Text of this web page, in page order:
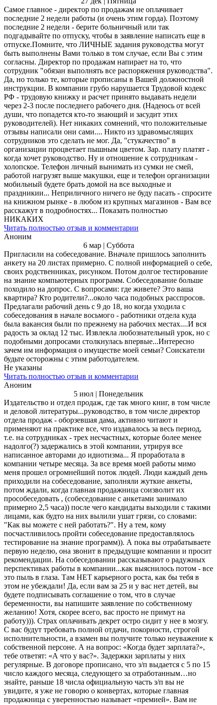
Самое главное - директор по продажам не оплачивает
последние 2 недели работы (и очень этим горда). Поэтому
последние 2 недели - берите больничный или так
подгадывайте по отпуску, чтобы в заявление написать еще в
отпуске.Помните, что ЛИЧНЫЕ задания руководства могут
быть выполнены Вами только в том случае, если Вы с этим
согласны. Директор по продажам напирает на то, что
сотрудник "обязан выполнять все распоряжения руководства".
Да, но только те, которые прописаны в Вашей должностной
инструкции. В компании грубо нарушается Трудовой кодекс
РФ - трудовую книжку и расчет принято выдавать недели
через 2-3 после последнего рабочего дня. (Надеюсь от всей
души, что попадется кто-то знающий и засудит этих
руководителей). Нет никаких сомнений, что положительные
отзывы написали они сами.... Никто из здравомыслящих
сотрудников это сделать не мог. Да, "стукачество" в
организации процветает пышным цветом. Зар. плату платят -
когда хочет руководство. Ну и отношение к сотрудникам -
холопское. Телефон личный вынимать из сумки не смей,
работой нагрузят выше макушки, еще и телефон организации
мобильный будете брать домой на все выходные и
праздникии... Неприличного ничего не буду пасать - спросите
на книжном рынке - в любом из крупных магазинов - Вам все
расскажут в подробностях... Показать полностью
НИКАКИХ
Читать полностью отзыв и комментарии
Аноним
6 мар | Суббота
Пригласили на собеседование. Вначале пришлось заполнить
анкету на 20 листах примерно. С полной информацией о себе,
своих родственниках, рисунком. Потом долгое тестирование
на знание компьютерных программ. Собеседование больше
походило на допрос. С вопросами: где живете? Это ваша
квартира? Кто родители?...около часа подобных расспросов.
Предлагали рабочий день с 9 до 18, но когда уходила с
собеседования в начале восьмого - работники отдела куда
была вакансия были по прежнему на рабочих местах....И вся
радость за оклад 12 тыс. Извлекла любознательный урок, но с
подобными допросами столкнулась впервые...Интересно
зачем им информация о имуществе моей семьи? Соискатели
будьте осторожны с этим работодателем.
Не указаны
Читать полностью отзыв и комментарии
Аноним
5 июл | Понедельник
Издательство и отдел продаж, где так много книг, в том числе
и деловой литературы...руководство, в том числе директор
отдела продаж - оборзевшая дама, активно читают и
применяют на практике все, что издавалось за весь период,
т.е. на сотрудниках - трех несчастных, которые более менее
надолго(?) задержались в этой компании, утрируя все
написанное авторами до идиотизма... Я проработала в
компании четыре месяца. За все время моей работы мимо
меня прошел огромнейший поток людей. Люди каждый день
приходили на собеседование, заполняли жуткие анкеты,
потом ждали, когда главная продажница соизволит их
прособеседовать , (собеседование с анкетами занимало
примерно 2,5 часа)) после чего кандидаты выходили с такими
лицами, как будто на них вылили ушат грязи, со словами:
"Как вы можете с ней работать?". Ну а тем, кому
посчастливилось пройти собеседование предоставлялось
тестирование на знание программ)). А пока вы отрабатываете
первую неделю, она звонит в предыдущие компании и просит
рекомендации. На собеседовании рассказывают о радужных
перспективах работы в компании...как выяснилось потом - все
это пыль в глаза. Там НЕТ карьерного роста, как бы тебя в
этом не убеждали! Да, если вам за 25 и у вас нет детей, вы
будете подписывать соглашение о том, что в случае
беременности, вы напишите заявление по собственному
желанию! Хотя, скорее всего, вас просто не примут на
работу))). Страх оплачивать декрет остро сидит у нее в мозгу.
С вас будут требовать полной отдачи, покорности, строгой
исполнительности, а взамен вы получите только неуважение к
собственной персоне. А на вопрос: «Когда будет зарплата?»,
тебе ответят: «А что у вас?». Задержки зарплаты у них
регулярные. В договоре прописано, что з/п выдается с 5 по 15
число каждого месяца, следующего за отработанным…но
знайте, раньше 18 числа официальную часть з/п вы не
увидите, я уже не говорю о конвертах, которые главная
продажница с уверенностью называет «премией». Вам не